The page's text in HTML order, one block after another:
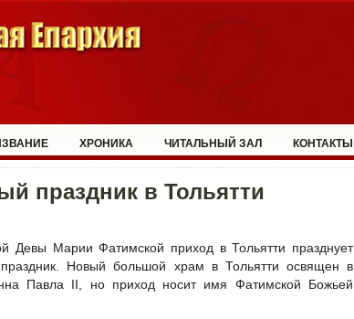
ХРОНИКА ЧИТАЛЬНЫЙ ЗАЛ КОНТАКТЫ
праздник в Тольятти
Девы Марии Фатимской приход в Тольятти празднует
Новый большой храм в Тольятти освящен в
Павла II, но приход носит имя Фатимской Божьей